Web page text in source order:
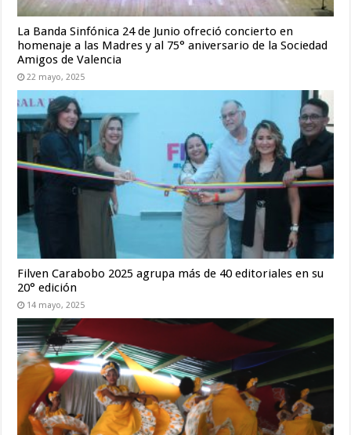
La Banda Sinfónica 24 de Junio ofreció concierto en
homenaje a las Madres y al 75° aniversario de la Sociedad
Amigos de Valencia
22 mayo, 2025
Filven Carabobo 2025 agrupa más de 40 editoriales en su
20° edición
14 mayo, 2025